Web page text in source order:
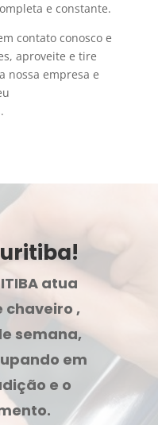
e constante.
contato conosco e
aproveite e tire
nossa empresa e
atua
chaveiro ,
semana,
em
e o